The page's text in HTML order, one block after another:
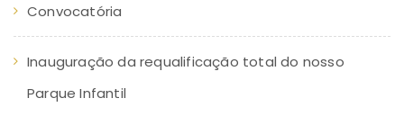
Convocatória
Inauguração da requalificação total do nosso
Parque Infantil